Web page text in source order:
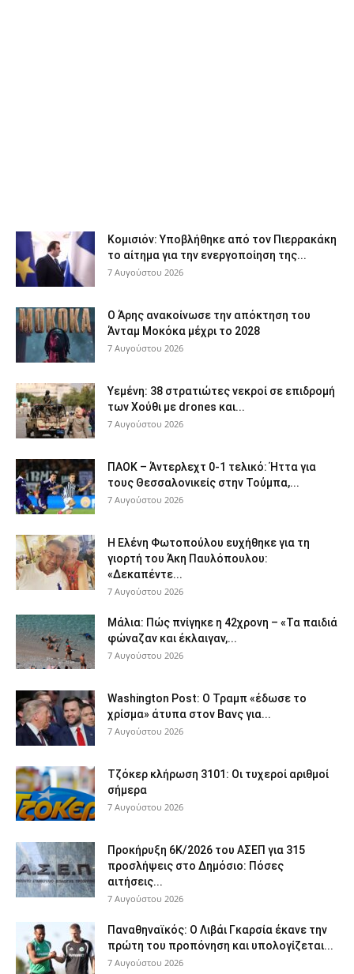
Κομισιόν: Υποβλήθηκε από τον Πιερρακάκη
το αίτημα για την ενεργοποίηση της...
7 Αυγούστου 2026
Ο Άρης ανακοίνωσε την απόκτηση του
Άνταμ Μοκόκα μέχρι το 2028
7 Αυγούστου 2026
Υεμένη: 38 στρατιώτες νεκροί σε επιδρομή
των Χούθι με drones και...
7 Αυγούστου 2026
ΠΑΟΚ – Άντερλεχτ 0-1 τελικό: Ήττα για
τους Θεσσαλονικείς στην Τούμπα,...
7 Αυγούστου 2026
Η Ελένη Φωτοπούλου ευχήθηκε για τη
γιορτή του Άκη Παυλόπουλου:
«Δεκαπέντε...
7 Αυγούστου 2026
Μάλια: Πώς πνίγηκε η 42χρονη – «Τα παιδιά
φώναζαν και έκλαιγαν,...
7 Αυγούστου 2026
Washington Post: Ο Τραμπ «έδωσε το
χρίσμα» άτυπα στον Βανς για...
7 Αυγούστου 2026
Τζόκερ κλήρωση 3101: Οι τυχεροί αριθμοί
σήμερα
7 Αυγούστου 2026
Προκήρυξη 6Κ/2026 του ΑΣΕΠ για 315
προσλήψεις στο Δημόσιο: Πόσες
αιτήσεις...
7 Αυγούστου 2026
Παναθηναϊκός: Ο Λιβάι Γκαρσία έκανε την
πρώτη του προπόνηση και υπολογίζεται...
7 Αυγούστου 2026